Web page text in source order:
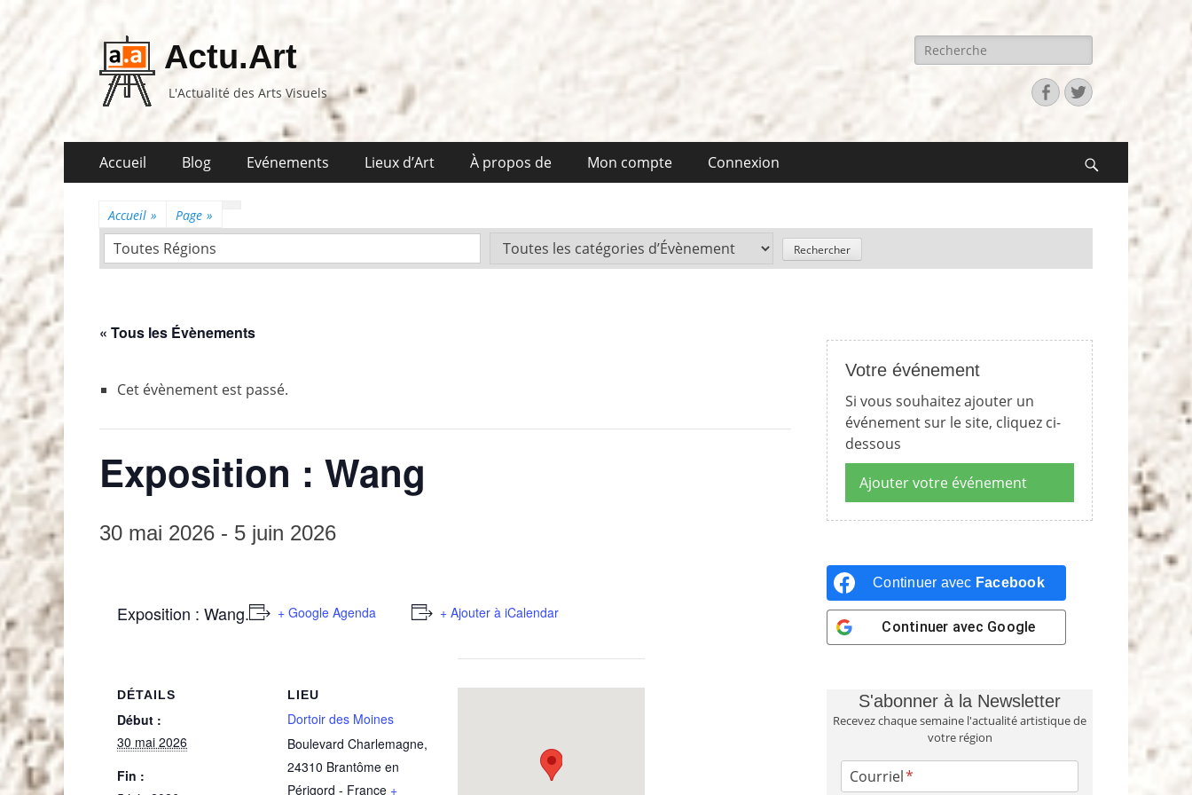
Actu.Art
L'Actualité des Arts Visuels
Recherche
pour:
Facebook
Twitter
Premier
menu
Accueil Blog Evénements Lieux d’Art À propos de Mon compte Connexion
Accueil » Page »
Toutes Régions
« Tous les Évènements
Cet évènement est passé.
Exposition : Wang
30 mai 2026 - 5 juin 2026
Exposition : Wang. + Google Agenda + Ajouter à iCalendar
DÉTAILS
Début :
30 mai 2026
Fin :
LIEU
Dortoir des Moines
Boulevard Charlemagne,
24310 Brantôme en
Périgord - France +
Votre événement
Si vous souhaitez ajouter un
événement sur le site, cliquez ci-
dessous
Ajouter votre événement
Continuer avec Facebook
Continuer avec Google
S'abonner à la Newsletter
Recevez chaque semaine l'actualité artistique de
votre région
Courriel